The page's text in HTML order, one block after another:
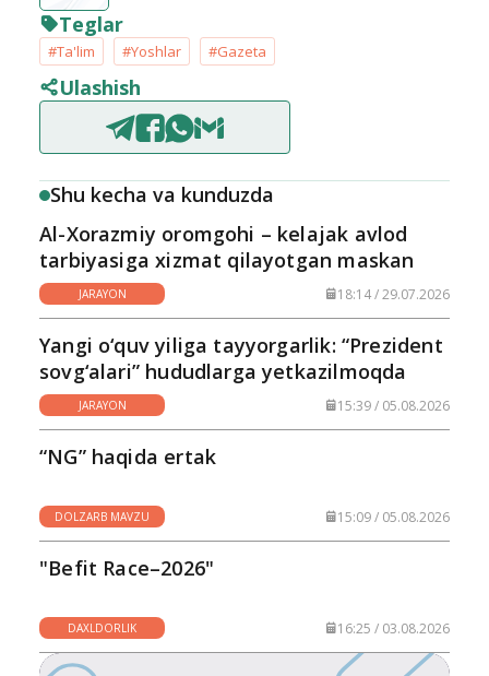
Teglar
#Ta'lim #Yoshlar #Gazeta
Ulashish
Shu kecha va kunduzda
Al-Xorazmiy oromgohi – kelajak avlod
tarbiyasiga xizmat qilayotgan maskan
JARAYON 18:14 / 29.07.2026
Yangi o‘quv yiliga tayyorgarlik: “Prezident
sovg‘alari” hududlarga yetkazilmoqda
JARAYON 15:39 / 05.08.2026
“NG” haqida ertak
DOLZARB MAVZU 15:09 / 05.08.2026
"Befit Race–2026"
DAXLDORLIK 16:25 / 03.08.2026